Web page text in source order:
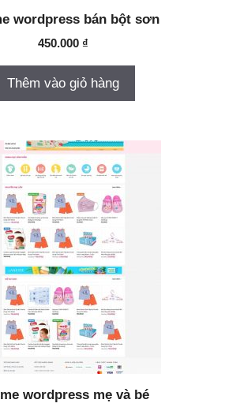
wordpress bán bột sơn
450.000 ₫
Thêm vào giỏ hàng
wordpress mẹ và bé